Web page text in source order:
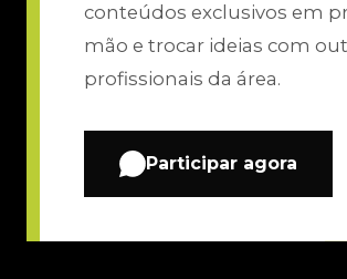
conteúdos exclusivos em
mão e trocar ideias com
profissionais da área.
Participar agora